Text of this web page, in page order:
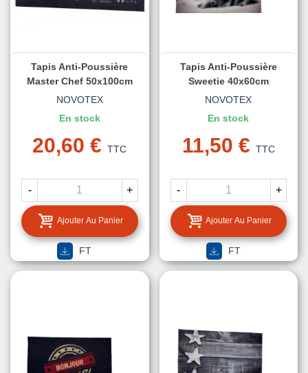
Tapis Anti-Poussière
Master Chef 50x100cm
NOVOTEX
En stock
20,60 € TTC
- +
Ajouter Au Panier
FT
Tapis Anti-Poussière
Sweetie 40x60cm
NOVOTEX
En stock
11,50 € TTC
- +
Ajouter Au Panier
FT